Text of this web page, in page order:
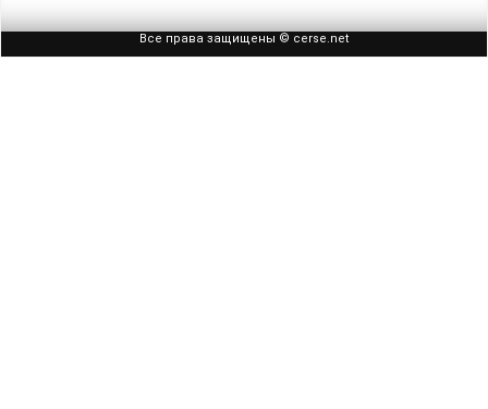
Все права защищены © cerse.net